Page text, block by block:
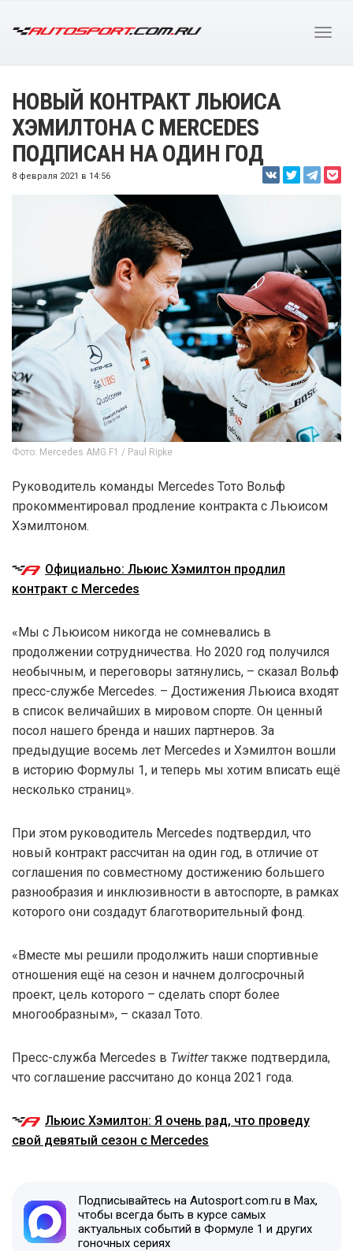
НОВЫЙ КОНТРАКТ ЛЬЮИСА
ХЭМИЛТОНА С MERCEDES
ПОДПИСАН НА ОДИН ГОД
8 февраля 2021 в 14:56
Фото: Mercedes AMG F1 / Paul Ripke
Руководитель команды Mercedes Тото Вольф
прокомментировал продление контракта с Льюисом
Хэмилтоном.
Официально: Льюис Хэмилтон продлил
контракт с Mercedes
«Мы с Льюисом никогда не сомневались в
продолжении сотрудничества. Но 2020 год получился
необычным, и переговоры затянулись, – сказал Вольф
пресс-службе Mercedes. – Достижения Льюиса входят
в список величайших в мировом спорте. Он ценный
посол нашего бренда и наших партнеров. За
предыдущие восемь лет Mercedes и Хэмилтон вошли
в историю Формулы 1, и теперь мы хотим вписать ещё
несколько страниц».
При этом руководитель Mercedes подтвердил, что
новый контракт рассчитан на один год, в отличие от
соглашения по совместному достижению большего
разнообразия и инклюзивности в автоспорте, в рамках
которого они создадут благотворительный фонд.
«Вместе мы решили продолжить наши спортивные
отношения ещё на сезон и начнем долгосрочный
проект, цель которого – сделать спорт более
многообразным», – сказал Тото.
Пресс-служба Mercedes в Twitterтакже подтвердила,
что соглашение рассчитано до конца 2021 года.
Льюис Хэмилтон: Я очень рад, что проведу
свой девятый сезон с Mercedes
Подписывайтесь на Autosport.com.ru в Max,
чтобы всегда быть в курсе самых
актуальных событий в Формуле 1 и других
гоночных сериях